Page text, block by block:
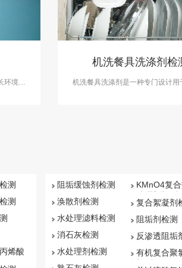
环境、
机洗餐具洗涤剂检
机洗餐具洗涤剂是一种专门设计用
测
测
烯酸
阻垢缓蚀剂检测
涣散剂检测
水处理滤料检测
消石灰检测
水处理剂检测
KMnO4复
复合絮凝剂
阻垢剂检测
反渗透阻垢
有机复合聚